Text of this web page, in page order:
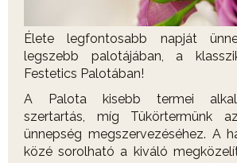
Élete legfontosabb napját
legszebb palotájában, a
Festetics Palotában!
A Palota kisebb termei
szertartás, míg Tükörtermünk
ünnepség megszervezéséhez. A
közé sorolható a kiváló